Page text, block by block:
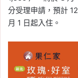
分受理申請，預計
月 1 日起入住。